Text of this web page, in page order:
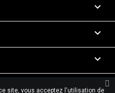



site, vous acceptez l'utilisation de